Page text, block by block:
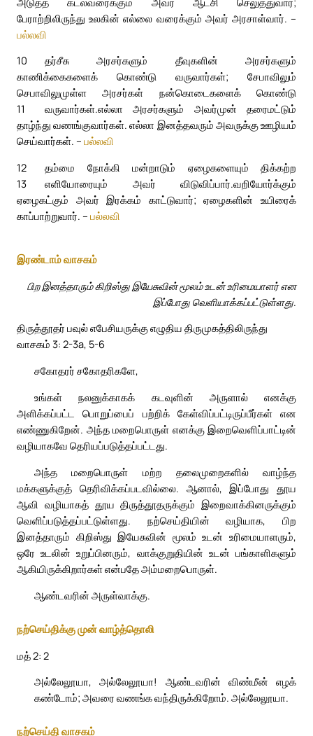
பேராற்றிலிருந்து உலகின் எல்லை வரைக்கும் அவர் அரசாள்வார். –
பல்லவி
10
தர்சீசு அரசர்களும் தீவுகளின் அரசர்களும்
காணிக்கைகளைக் கொண்டு வருவார்கள்; சேபாவிலும்
செபாவிலுமுள்ள அரசர்கள் நன்கொடைகளைக் கொண்டு
வருவார்கள்.
11
எல்லா அரசர்களும் அவர்முன் தரைமட்டும்
தாழ்ந்து வணங்குவார்கள். எல்லா இனத்தவரும் அவருக்கு ஊழியம்
செய்வார்கள். – பல்லவி
12
தம்மை நோக்கி மன்றாடும் ஏழைகளையும் திக்கற்ற
எளியோரையும் அவர் விடுவிப்பார்.
13
வறியோர்க்கும்
ஏழைகட்கும் அவர் இரக்கம் காட்டுவார்; ஏழைகளின் உயிரைக்
காப்பாற்றுவார். – பல்லவி
இரண்டாம் வாசகம்
பிற இனத்தாரும் கிறிஸ்து இயேசுவின் மூலம் உடன் உரிமையாளர் என
இப்போது வெளியாக்கப்பட்டுள்ளது.
திருத்தூதர் பவுல் எபேசியருக்கு எழுதிய திருமுகத்திலிருந்து
வாசகம் 3: 2-3a, 5-6
சகோதரர் சகோதரிகளே,
உங்கள் நலனுக்காகக் கடவுளின் அருளால் எனக்கு
அளிக்கப்பட்ட பொறுப்பைப் பற்றிக் கேள்விப்பட்டிருப்பீர்கள் என
எண்ணுகிறேன். அந்த மறைபொருள் எனக்கு இறைவெளிப்பாட்டின்
வழியாகவே தெரியப்படுத்தப்பட்டது.
அந்த மறைபொருள் மற்ற தலைமுறைகளில் வாழ்ந்த
மக்களுக்குத் தெரிவிக்கப்படவில்லை. ஆனால், இப்போது தூய
ஆவி வழியாகத் தூய திருத்தூதருக்கும் இறைவாக்கினருக்கும்
வெளிப்படுத்தப்பட்டுள்ளது. நற்செய்தியின் வழியாக, பிற
இனத்தாரும் கிறிஸ்து இயேசுவின் மூலம் உடன் உரிமையாளரும்,
ஒரே உடலின் உறுப்பினரும், வாக்குறுதியின் உடன் பங்காளிகளும்
ஆகியிருக்கிறார்கள் என்பதே அம்மறைபொருள்.
ஆண்டவரின் அருள்வாக்கு.
நற்செய்திக்கு முன் வாழ்த்தொலி
மத் 2: 2
அல்லேலூயா, அல்லேலூயா! ஆண்டவரின் விண்மீன் எழக்
கண்டோம்; அவரை வணங்க வந்திருக்கிறோம். அல்லேலூயா.
நற்செய்தி வாசகம்